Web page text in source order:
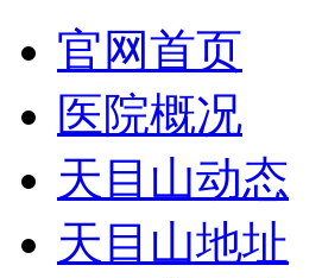
官网首页
医院概况
天目山动态
天目山地址